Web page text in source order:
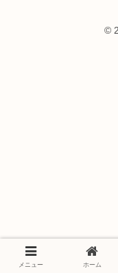
©
メニュー ホーム